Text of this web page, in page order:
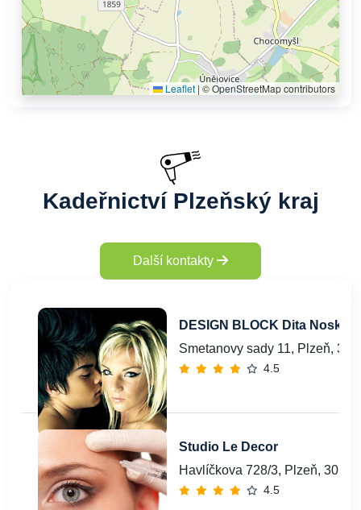
Leaflet | © OpenStreetMap contributors
Kadeřnictví Plzeňský kraj
Další kontakty
DESIGN BLOCK Dita
Smetanovy sady 11, Plzeň,
4.5
Studio Le Decor
Havlíčkova 728/3, Plzeň, 30100
4.5